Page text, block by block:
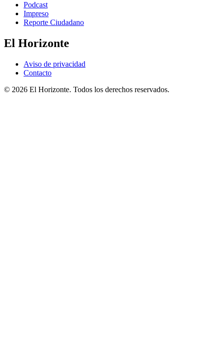
Podcast
Impreso
Reporte Ciudadano
El Horizonte
Aviso de privacidad
Contacto
© 2026 El Horizonte. Todos los derechos reservados.